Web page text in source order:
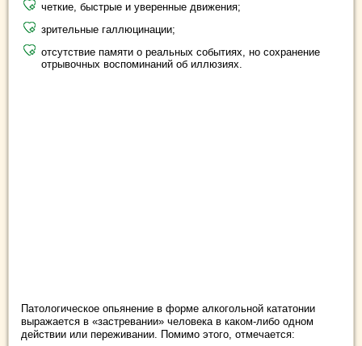
четкие, быстрые и уверенные движения;
зрительные галлюцинации;
отсутствие памяти о реальных событиях, но сохранение
отрывочных воспоминаний об иллюзиях.
Патологическое опьянение в форме алкогольной кататонии
выражается в «застревании» человека в каком-либо одном
действии или переживании. Помимо этого, отмечается: